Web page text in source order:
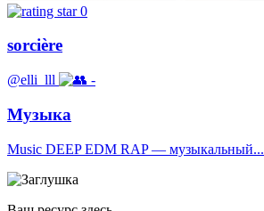
0
sorcière
@elli_lll -
Музыка
Music DEEP EDM RAP — музыкальный...